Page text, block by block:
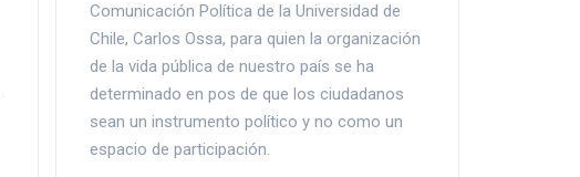
Comunicación Política de la Universidad de
Chile, Carlos Ossa, para quien la organización
de la vida pública de nuestro país se ha
determinado en pos de que los ciudadanos
sean un instrumento político y no como un
espacio de participación.